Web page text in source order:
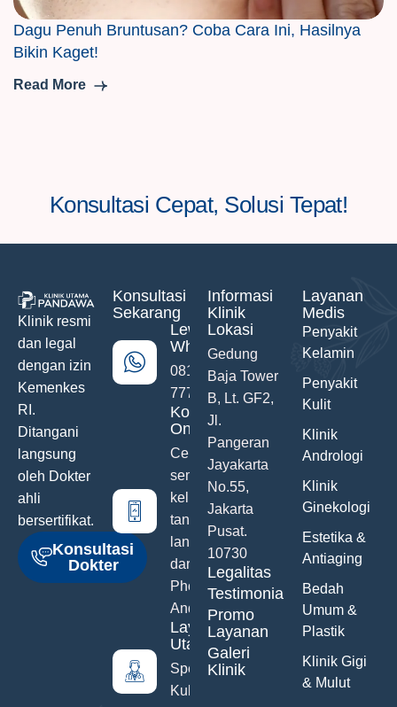
Dagu Penuh Bruntusan? Coba Cara Ini, Hasilnya
Bikin Kaget!
Read More
Konsultasi Cepat, Solusi Tepat!
Klinik resmi
dan legal
dengan izin
Kemenkes
RI.
Ditangani
langsung
oleh Dokter
ahli
bersertifikat.
Konsultasi
Dokter
Konsultasi
Sekarang
Lewat
WhatsApp
0811-742-
777
Konsultasi
Online
Ceritakan
semua
keluhanmu
tanpa malu
langsung
dari Hand
Phone
Anda
Layanan
Utama
Spesialis
Kulit &
Informasi
Klinik
Lokasi
Gedung
Baja Tower
B, Lt. GF2,
Jl.
Pangeran
Jayakarta
No.55,
Jakarta
Pusat.
10730
Legalitas
Testimonials
Promo
Layanan
Galeri
Klinik
Layanan
Medis
Penyakit
Kelamin
Penyakit
Kulit
Klinik
Andrologi
Klinik
Ginekologi
Estetika &
Antiaging
Bedah
Umum &
Plastik
Klinik Gigi
& Mulut